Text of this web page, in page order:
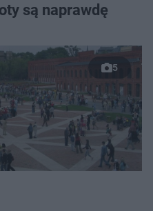
są naprawdę
5